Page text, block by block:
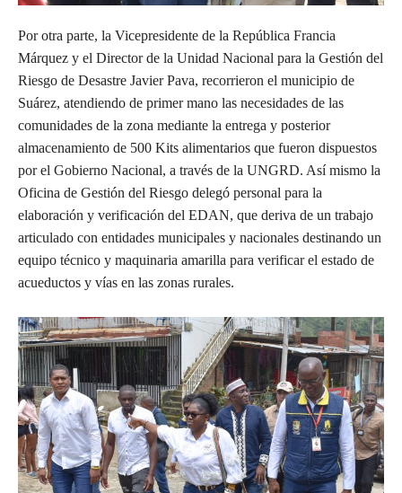
Por otra parte, la Vicepresidente de la República Francia
Márquez y el Director de la Unidad Nacional para la Gestión del
Riesgo de Desastre Javier Pava, recorrieron el municipio de
Suárez, atendiendo de primer mano las necesidades de las
comunidades de la zona mediante la entrega y posterior
almacenamiento de 500 Kits alimentarios que fueron dispuestos
por el Gobierno Nacional, a través de la UNGRD. Así mismo la
Oficina de Gestión del Riesgo delegó personal para la
elaboración y verificación del EDAN, que deriva de un trabajo
articulado con entidades municipales y nacionales destinando un
equipo técnico y maquinaria amarilla para verificar el estado de
acueductos y vías en las zonas rurales.